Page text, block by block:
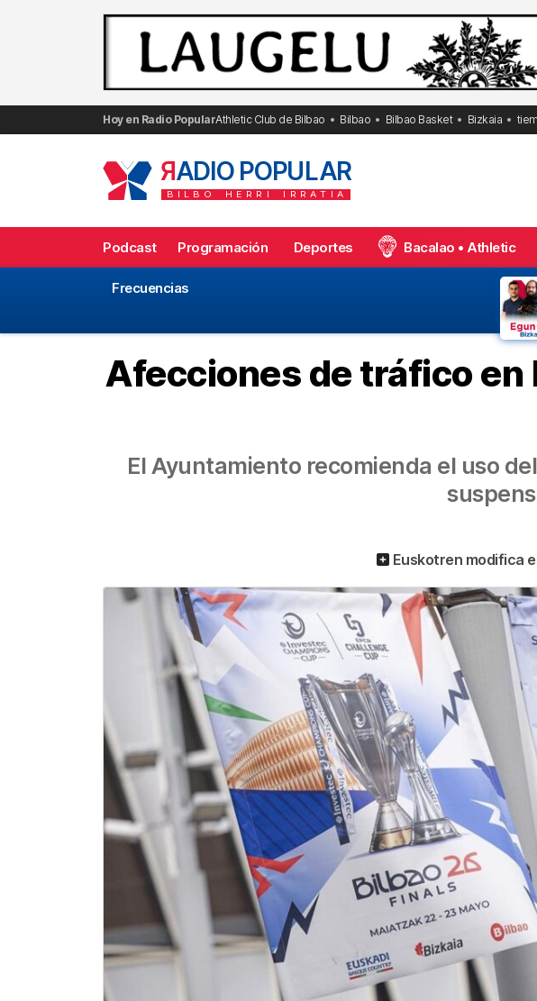
Hoy en Radio PopularAthletic Club de Bilbao Bilbao Bilbao Basket Bizkaia
RADIO POPULAR
BILBO HERRI IRRATIA
Podcast Programación Deportes Bacalao • Athletic
Frecuencias
Afecciones de tráfico en
El Ayuntamiento recomienda el uso
Euskotren modifica